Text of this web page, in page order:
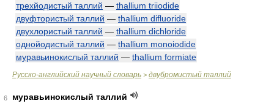
трехйодистый таллий — thallium triiodide
двуфтористый таллий — thallium difluoride
двухлористый таллий — thallium dichloride
однойодистый таллий — thallium monoiodide
муравьинокислый таллий — thallium formiate
Русско-английский научный словарь > двубромистый таллий
6
муравьинокислый таллий